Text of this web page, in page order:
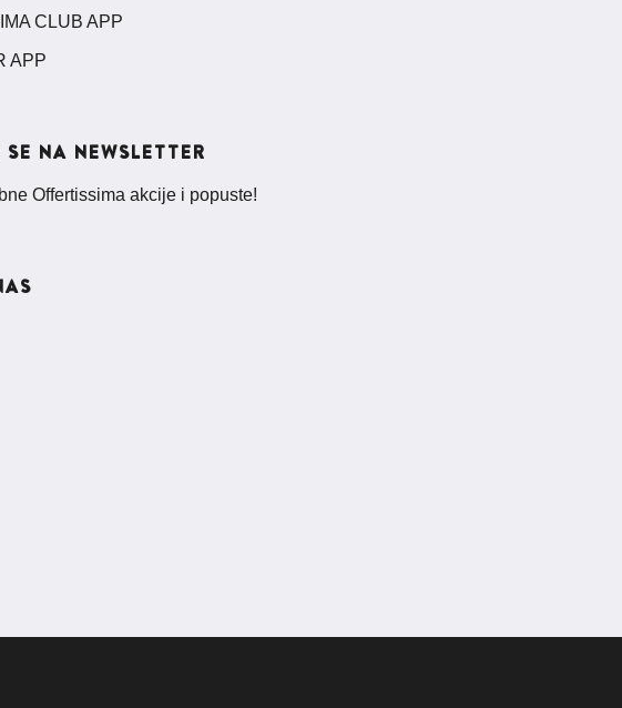
CLUB APP
APP
NA NEWSLETTER
Offertissima akcije i popuste!